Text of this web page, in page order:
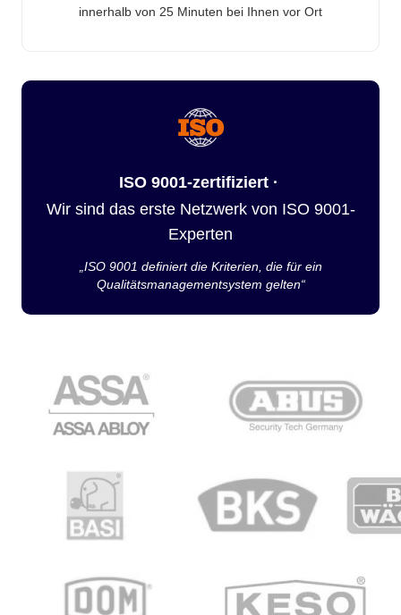
innerhalb von 25 Minuten bei Ihnen vor Ort
ISO 9001-zertifiziert ·
Wir sind das erste Netzwerk von ISO 9001-
Experten
„ISO 9001 definiert die Kriterien, die für ein
Qualitätsmanagementsystem gelten“